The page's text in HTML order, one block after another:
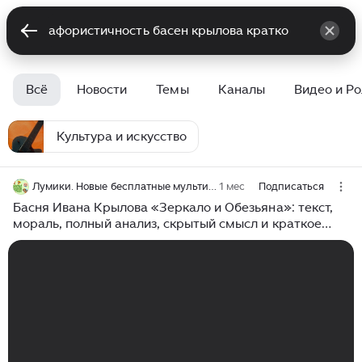
Всё Новости Темы Каналы Видео и
Культура и искусство
Лумики. Новые бесплатные мультики. 1 мес Подписаться
Басня Ивана Крылова «Зеркало и Обезьяна»: текст,
мораль, полный анализ, скрытый смысл и краткое
содержание